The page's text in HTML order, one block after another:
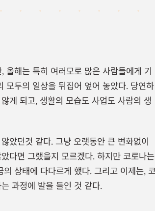
해는 특히 여러모로 많은 사람들에게 기
모두의 일상을 뒤집어 엎어 놓았다. 당연하
게 되고, 생활의 모습도 사업도 사람의 생
았던것 같다. 그냥 오랫동안 큰 변화없이
다면 그랬을지 모르겠다. 하지만 코로나는
상태에 다다르게 했다. 그리고 이제는,
과정에 발을 들인 것 같다.